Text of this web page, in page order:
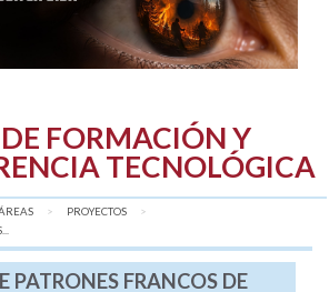
FORMACIÓN Y
TECNOLÓGICA
PROYECTOS
PATRONES FRANCOS DE